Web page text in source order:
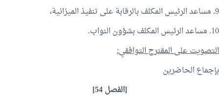
9. مساعد الرئيس المكلف بالرقابة على تنفيذ الميزانية،
10. مساعد الرئيس المكلف بشؤون النواب.
التصويت على المقترح التوافقي:
بإجماع الحاضرين
[الفصل 54]